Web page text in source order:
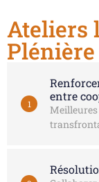
Ateliers
Plénière
1
entre